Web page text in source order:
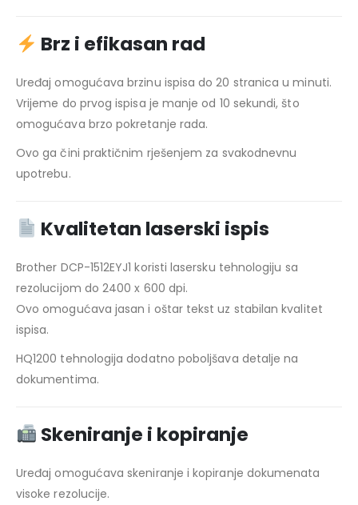
Brz i efikasan rad
Uređaj omogućava brzinu ispisa do 20 stranica u minuti.
Vrijeme do prvog ispisa je manje od 10 sekundi, što
omogućava brzo pokretanje rada.
Ovo ga čini praktičnim rješenjem za svakodnevnu
upotrebu.
Kvalitetan laserski ispis
Brother DCP-1512EYJ1 koristi lasersku tehnologiju sa
rezolucijom do 2400 x 600 dpi.
Ovo omogućava jasan i oštar tekst uz stabilan kvalitet
ispisa.
HQ1200 tehnologija dodatno poboljšava detalje na
dokumentima.
Skeniranje i kopiranje
Uređaj omogućava skeniranje i kopiranje dokumenata
visoke rezolucije.